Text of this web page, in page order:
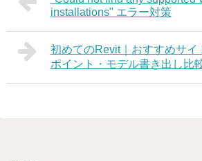
installations" エラー対策
初めてのRevit｜おすすめサイ
ポイント・モデル書き出し比